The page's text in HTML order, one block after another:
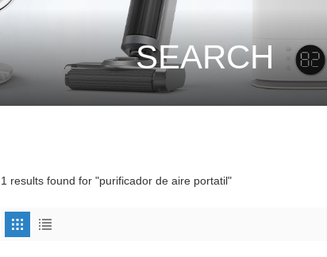
SEARCH
1 results found for "purificador de aire portatil"